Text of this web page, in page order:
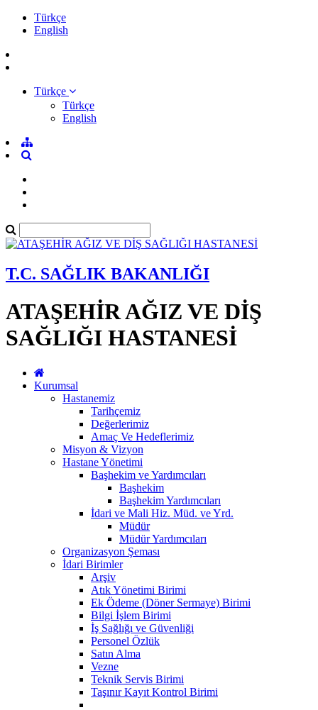
Türkçe
English
Türkçe
Türkçe
English
T.C. SAĞLIK BAKANLIĞI
ATAŞEHİR AĞIZ VE DİŞ
SAĞLIĞI HASTANESİ
Kurumsal
Hastanemiz
Tarihçemiz
Değerlerimiz
Amaç Ve Hedeflerimiz
Misyon & Vizyon
Hastane Yönetimi
Başhekim ve Yardımcıları
Başhekim
Başhekim Yardımcıları
İdari ve Mali Hiz. Müd. ve Yrd.
Müdür
Müdür Yardımcıları
Organizasyon Şeması
İdari Birimler
Arşiv
Atık Yönetimi Birimi
Ek Ödeme (Döner Sermaye) Birimi
Bilgi İşlem Birimi
İş Sağlığı ve Güvenliği
Personel Özlük
Satın Alma
Vezne
Teknik Servis Birimi
Taşınır Kayıt Kontrol Birimi